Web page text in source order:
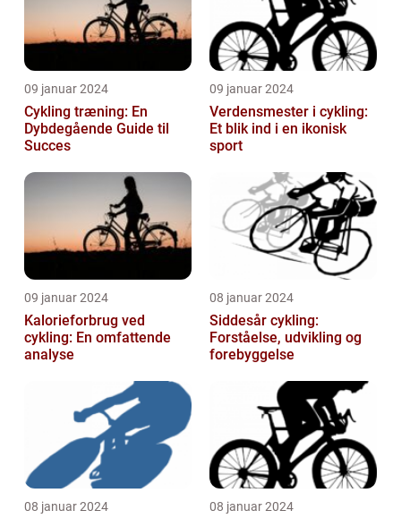
09 januar 2024
Cykling træning: En
Dybdegående Guide til
Succes
09 januar 2024
Verdensmester i cykling:
Et blik ind i en ikonisk
sport
09 januar 2024
Kalorieforbrug ved
cykling: En omfattende
analyse
08 januar 2024
Siddesår cykling:
Forståelse, udvikling og
forebyggelse
08 januar 2024 08 januar 2024